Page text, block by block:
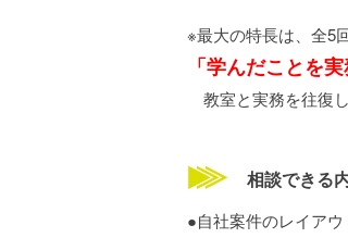
※最大の特長は、全5
「学んだことを
教室と実務を往復
相談できる
●自社案件のレイア